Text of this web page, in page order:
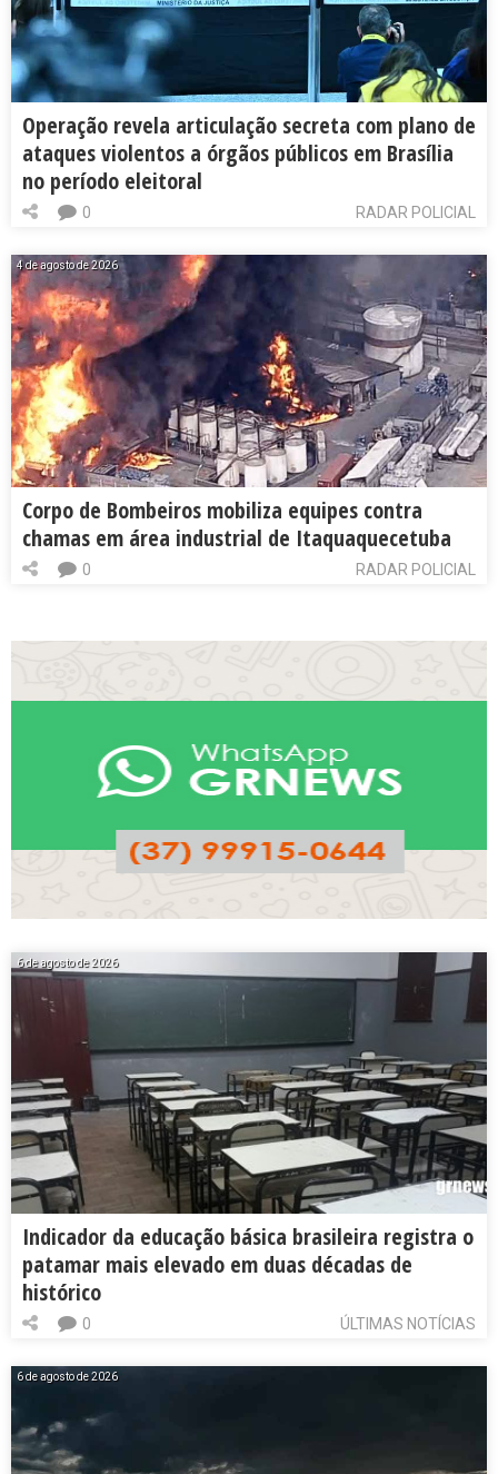
Operação revela articulação secreta com plano de
ataques violentos a órgãos públicos em Brasília
no período eleitoral
RADAR POLICIAL
0
4 de agosto de 2026
Corpo de Bombeiros mobiliza equipes contra
chamas em área industrial de Itaquaquecetuba
RADAR POLICIAL
0
6 de agosto de 2026
Indicador da educação básica brasileira registra o
patamar mais elevado em duas décadas de
histórico
ÚLTIMAS NOTÍCIAS
0
6 de agosto de 2026